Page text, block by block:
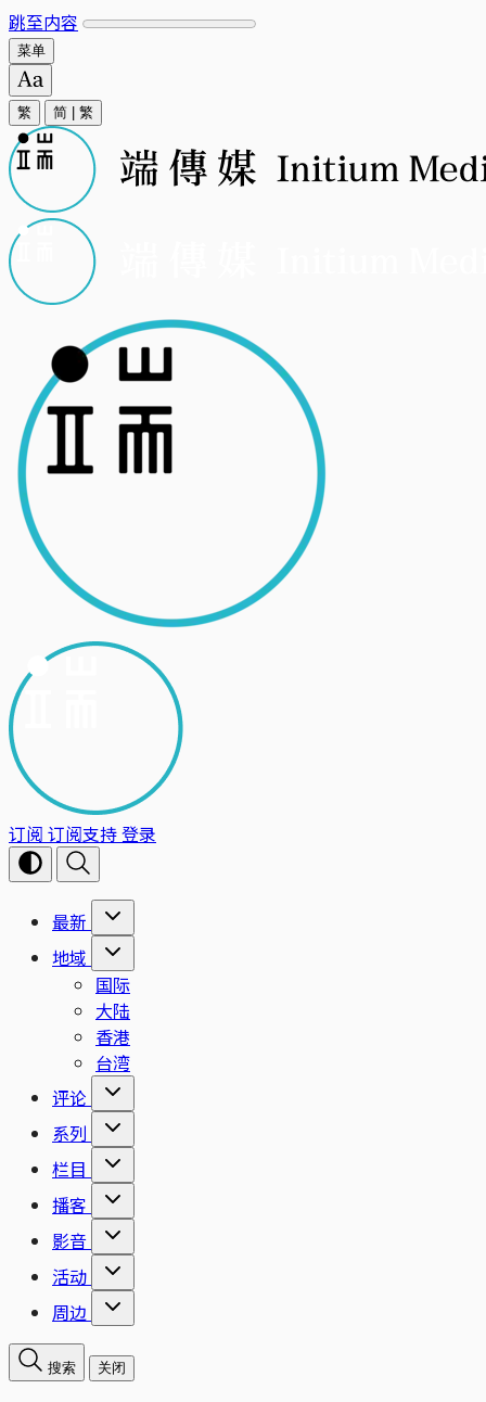
跳至内容
菜单
繁 简 繁
订阅 订阅支持登录
最新
地域
国际
大陆
香港
台湾
评论
系列
栏目
播客
影音
活动
周边
搜索 关闭